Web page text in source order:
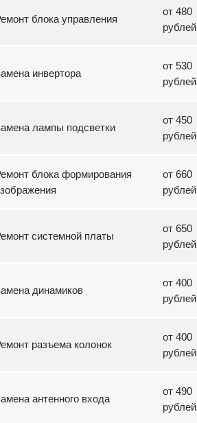
блока управления
от 480
рублей
инвертора
от 530
рублей
лампы подсветки
от 450
рублей
блока формирования
от 660
рублей
системной платы
от 650
рублей
динамиков
от 400
рублей
разъема колонок
от 400
рублей
антенного входа
от 490
рублей